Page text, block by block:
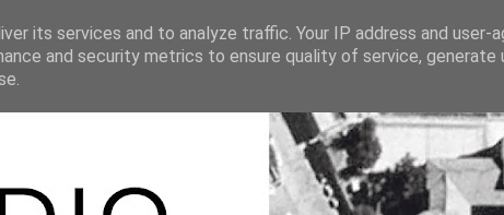
its services and to analyze traffic. Your IP address and user-
and security metrics to ensure quality of service, generate